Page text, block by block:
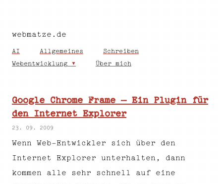
webmatze.de
AI Allgemeines Schreiben
Webentwicklung Über mich
Google Chrome Frame – Ein Plugin für
den Internet Explorer
23. 09. 2009
Wenn Web-Entwickler sich über den
Internet Explorer unterhalten, dann
kommen alle sehr schnell auf eine